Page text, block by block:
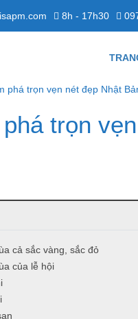
8h - 17h30
phá trọn vẹn nét đẹp Nhật
trọn
cả sắc vàng, sắc đỏ
của lễ hội